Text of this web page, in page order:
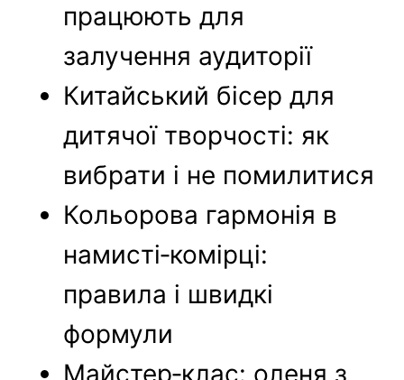
працюють для
залучення аудиторії
Китайський бісер для
дитячої творчості: як
вибрати і не помилитися
Кольорова гармонія в
намисті‑комірці:
правила і швидкі
формули
Майстер‑клас: оленя з